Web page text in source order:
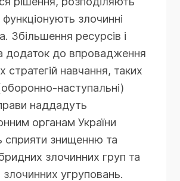
функціонують злочинні
Збільшення ресурсів і
додаток до впровадження
стратегій навчання, таких
наступальні)
наддадуть
органам України
сприяти знищенню та
злочинних груп та
угруповань.